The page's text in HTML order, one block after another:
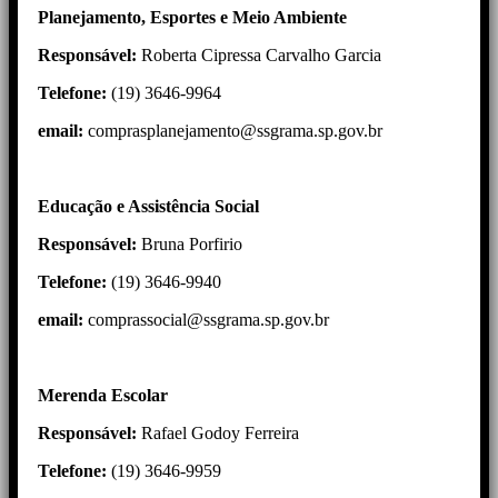
Planejamento, Esportes e Meio Ambiente
Responsável: Roberta Cipressa Carvalho Garcia
Telefone: (19) 3646-9964
email: comprasplanejamento@ssgrama.sp.gov.br
Educação e Assistência Social
Responsável: Bruna Porfirio
Telefone: (19) 3646-9940
email: comprassocial@ssgrama.sp.gov.br
Merenda Escolar
Responsável: Rafael Godoy Ferreira
Telefone: (19) 3646-9959